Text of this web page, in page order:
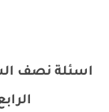
اسئلة نصف